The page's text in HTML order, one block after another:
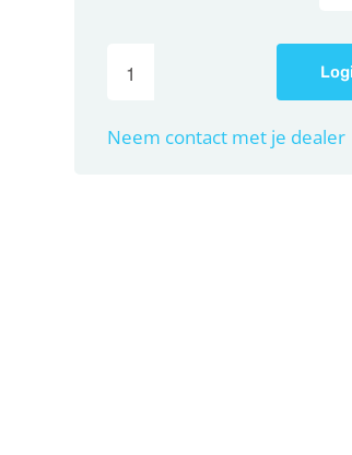
Neem contact met je dealer